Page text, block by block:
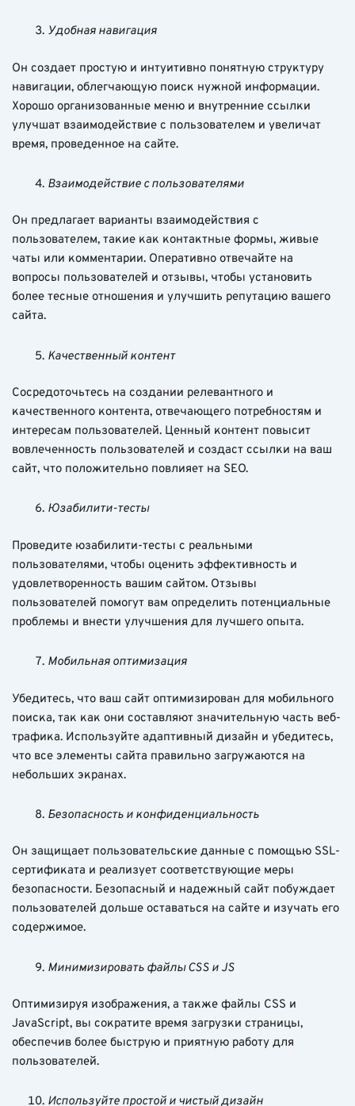
Удобная навигация
Он создает простую и интуитивно понятную структуру
навигации, облегчающую поиск нужной информации.
Хорошо организованные меню и внутренние ссылки
улучшат взаимодействие с пользователем и увеличат
время, проведенное на сайте.
Взаимодействие с пользователями
Он предлагает варианты взаимодействия с
пользователем, такие как контактные формы, живые
чаты или комментарии. Оперативно отвечайте на
вопросы пользователей и отзывы, чтобы установить
более тесные отношения и улучшить репутацию вашего
сайта.
Качественный контент
Сосредоточьтесь на создании релевантного и
качественного контента, отвечающего потребностям и
интересам пользователей. Ценный контент повысит
вовлеченность пользователей и создаст ссылки на ваш
сайт, что положительно повлияет на SEO.
Юзабилити-тесты
Проведите юзабилити-тесты с реальными
пользователями, чтобы оценить эффективность и
удовлетворенность вашим сайтом. Отзывы
пользователей помогут вам определить потенциальные
проблемы и внести улучшения для лучшего опыта.
Мобильная оптимизация
Убедитесь, что ваш сайт оптимизирован для мобильного
поиска, так как они составляют значительную часть веб-
трафика. Используйте адаптивный дизайн и убедитесь,
что все элементы сайта правильно загружаются на
небольших экранах.
Безопасность и конфиденциальность
Он защищает пользовательские данные с помощью SSL-
сертификата и реализует соответствующие меры
безопасности. Безопасный и надежный сайт побуждает
пользователей дольше оставаться на сайте и изучать его
содержимое.
Минимизировать файлы CSS и JS
Оптимизируя изображения, а также файлы CSS и
JavaScript, вы сократите время загрузки страницы,
обеспечив более быструю и приятную работу для
пользователей.
Используйте простой и чистый дизайн